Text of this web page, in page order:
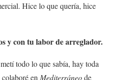
Hice lo que quería, hice
y con tu labor de arreglador.
metí todo lo que sabía, hay toda
en Mediterráneode